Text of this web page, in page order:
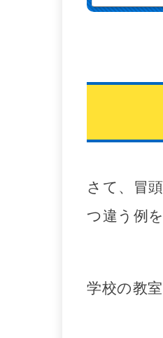
さて、冒
つ違う例
学校の教